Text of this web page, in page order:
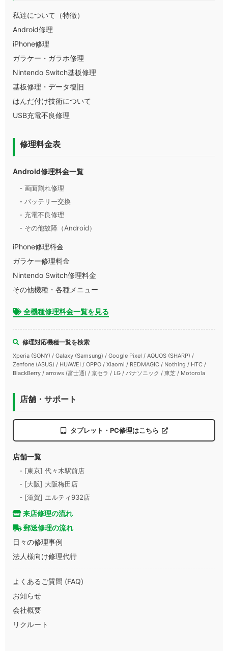
私達について（特徴）
Android修理
iPhone修理
ガラケー・ガラホ修理
Nintendo Switch基板修理
基板修理・データ復旧
はんだ付け技術について
USB充電不良修理
修理料金表
Android修理料金一覧
- 画面割れ修理
- バッテリー交換
- 充電不良修理
- その他故障（Android）
iPhone修理料金
ガラケー修理料金
Nintendo Switch修理料金
その他機種・各種メニュー
全機種修理料金一覧を見る
修理対応機種一覧を検索
Xperia (SONY) / Galaxy (Samsung) / Google Pixel / AQUOS (SHARP) /
Zenfone (ASUS) / HUAWEI / OPPO / Xiaomi / REDMAGIC / Nothing / HTC /
BlackBerry / arrows (富士通) / 京セラ / LG / パナソニック / 東芝 / Motorola
店舗・サポート
タブレット・PC修理はこちら
店舗一覧
- [東京] 代々木駅前店
- [大阪] 大阪梅田店
- [滋賀] エルティ932店
来店修理の流れ
郵送修理の流れ
日々の修理事例
法人様向け修理代行
よくあるご質問 (FAQ)
お知らせ
会社概要
リクルート